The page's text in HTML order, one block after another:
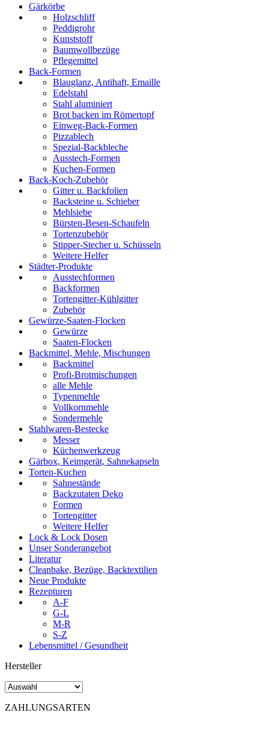
Gärkörbe
Holzschliff
Peddigrohr
Kunststoff
Baumwollbezüge
Pflegemittel
Back-Formen
Blauglanz, Antihaft, Emaille
Edelstahl
Stahl aluminiert
Brot backen im Römertopf
Einweg-Back-Formen
Pizzablech
Spezial-Backbleche
Ausstech-Formen
Kuchen-Formen
Back-Koch-Zubehör
Gitter u. Backfolien
Backsteine u. Schieber
Mehlsiebe
Bürsten-Besen-Schaufeln
Tortenzubehör
Stipper-Stecher u. Schüsseln
Weitere Helfer
Städter-Produkte
Ausstechformen
Backformen
Tortengitter-Kühlgitter
Zubehör
Gewürze-Saaten-Flocken
Gewürze
Saaten-Flocken
Backmittel, Mehle, Mischungen
Backmittel
Profi-Brotmischungen
alle Mehle
Typenmehle
Vollkornmehle
Sondermehle
Stahlwaren-Bestecke
Messer
Küchenwerkzeug
Gärbox, Keimgerät, Sahnekapseln
Torten-Kuchen
Sahnestände
Backzutaten Deko
Formen
Tortengitter
Weitere Helfer
Lock & Lock Dosen
Unser Sonderangebot
Literatur
Cleanbake, Bezüge, Backtextilien
Neue Produkte
Rezepturen
A-F
G-L
M-R
S-Z
Lebensmittel / Gesundheit
Hersteller
ZAHLUNGSARTEN